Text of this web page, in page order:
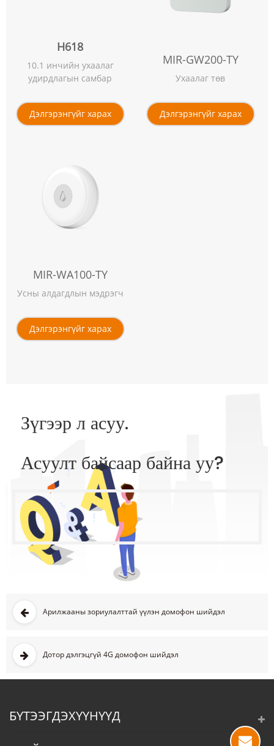
H618
10.1 инчийн ухаалаг
удирдлагын самбар
Дэлгэрэнгүйг харах
MIR-GW200-TY
Ухаалаг төв
Дэлгэрэнгүйг харах
MIR-WA100-TY
Усны алдагдлын мэдрэгч
Дэлгэрэнгүйг харах
Зүгээр л асуу.
Асуулт байсаар байна уу?
Арилжааны зориулалттай үүлэн домофон шийдэл
Дотор дэлгэцгүй 4G домофон шийдэл
БҮТЭЭГДЭХҮҮНҮҮД